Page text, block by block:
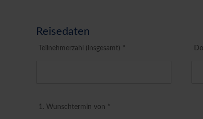
Reisedaten
Teilnehmerzahl (insgesamt) *
1. Wunschtermin von *